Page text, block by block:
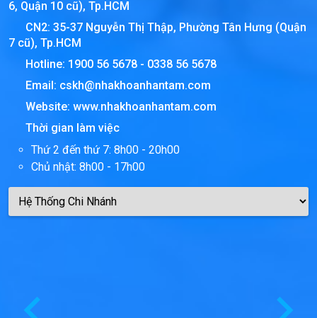
6, Quận 10 cũ), Tp.HCM
CN2: 35-37 Nguyễn Thị Thập, Phường Tân Hưng (Quận
7 cũ), Tp.HCM
Hotline: 1900 56 5678 - 0338 56 5678
Email: cskh@nhakhoanhantam.com
Website: www.nhakhoanhantam.com
Thời gian làm việc
Thứ 2 đến thứ 7: 8h00 - 20h00
Chủ nhật: 8h00 - 17h00